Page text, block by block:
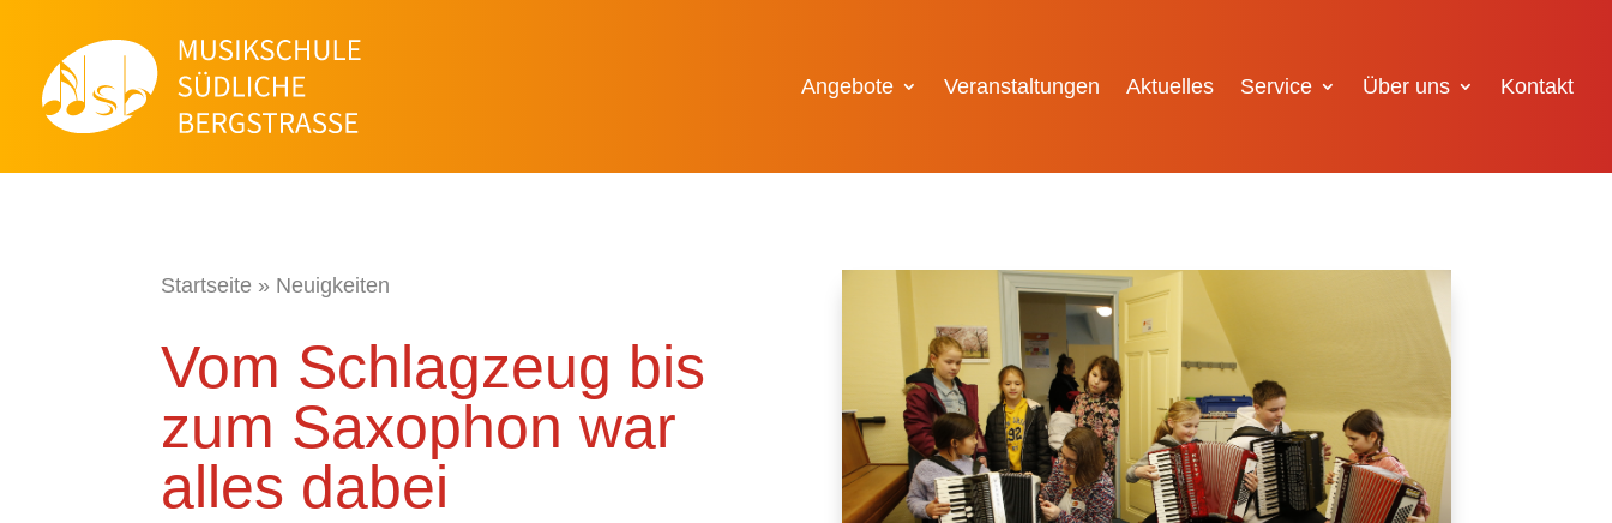
Angebote Veranstaltungen Aktuelles Service Über uns Kontakt
Startseite » Neuigkeiten
Vom Schlagzeug bis
zum Saxophon war
alles dabei